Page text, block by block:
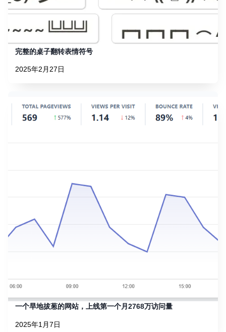
完整的桌子翻转表情符号
2025年2月27日
一个旱地拔葱的网站，上线第一个月2768万访问量
2025年1月7日